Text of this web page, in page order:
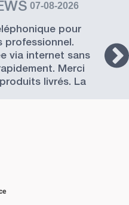
07-08-2026
pour
professionnel.
via internet sans
Merci
livrés. La